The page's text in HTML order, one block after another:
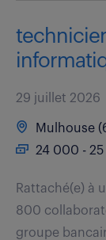
29 juillet 2026
Mulhouse
24 000 -
Rattaché(e) à
800
groupe